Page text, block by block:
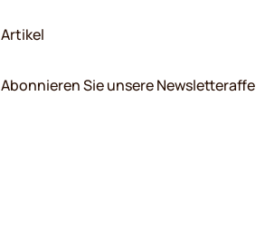
Artikel
Abonnieren Sie unsere Newsletteraffe